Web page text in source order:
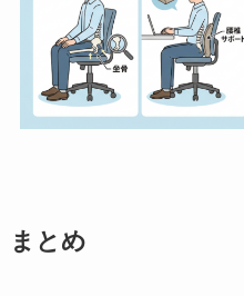
まとめ